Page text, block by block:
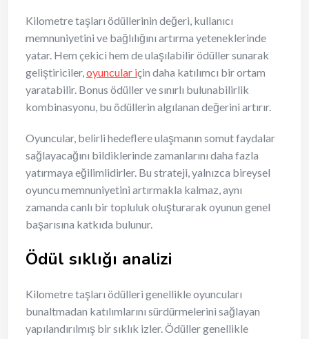
Kilometre taşları ödüllerinin değeri, kullanıcı
memnuniyetini ve bağlılığını artırma yeteneklerinde
yatar. Hem çekici hem de ulaşılabilir ödüller sunarak
geliştiriciler,oyuncular için daha katılımcı bir ortam
yaratabilir. Bonus ödüller ve sınırlı bulunabilirlik
kombinasyonu, bu ödüllerin algılanan değerini artırır.
Oyuncular, belirli hedeflere ulaşmanın somut faydalar
sağlayacağını bildiklerinde zamanlarını daha fazla
yatırmaya eğilimlidirler. Bu strateji, yalnızca bireysel
oyuncu memnuniyetini artırmakla kalmaz, aynı
zamanda canlı bir topluluk oluşturarak oyunun genel
başarısına katkıda bulunur.
Ödül sıklığı analizi
Kilometre taşları ödülleri genellikle oyuncuları
bunaltmadan katılımlarını sürdürmelerini sağlayan
yapılandırılmış bir sıklık izler. Ödüller genellikle